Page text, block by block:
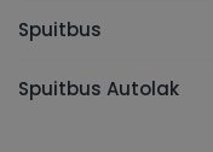
Spuitbus
Spuitbus Autolak